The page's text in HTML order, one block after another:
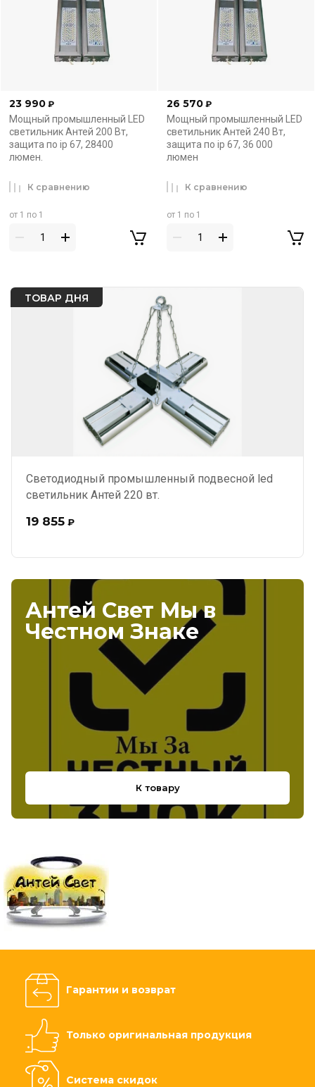
ТОВАР ДНЯ
Светодиодный промышленный подвесной led
светильник Антей 220 вт.
19 855 ₽
Антей Свет Мы в
Честном Знаке
К товару
23 990 ₽
Мощный промышленный LED
светильник Антей 200 Вт,
защита по ip 67, 28400
люмен.
от 1 по 1
К сравнению
26 570 ₽
Мощный промышленный LED
светильник Антей 240 Вт,
защита по ip 67, 36 000
люмен
от 1 по 1
К сравнению
Гарантии и возврат
Только оригинальная продукция
Система скидок